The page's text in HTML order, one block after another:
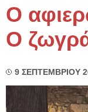
Ο
Ο
9 ΣΕΠΤΕΜΒΡΙΟΥ